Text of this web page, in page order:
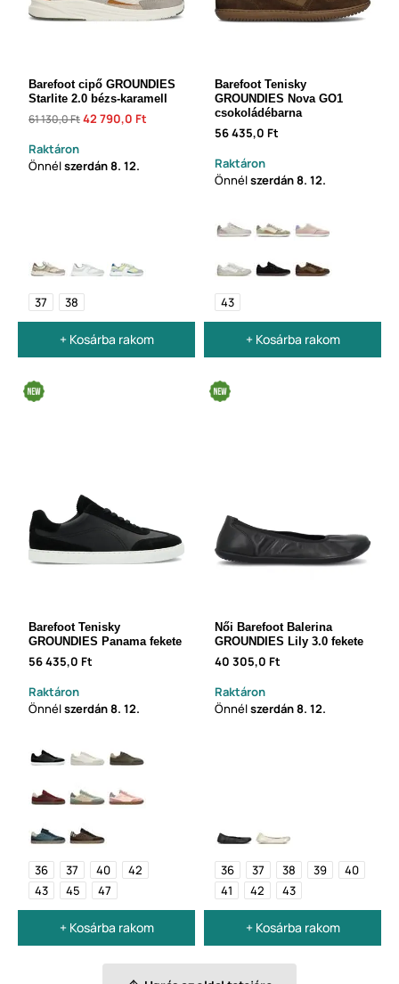
Barefoot cipő GROUNDIES
Starlite 2.0 bézs-karamell
61 130,0 Ft42 790,0 Ft
Raktáron
Önnélszerdán8. 12.
37 38
+ Kosárba rakom
Barefoot Tenisky
GROUNDIES Nova GO1
csokoládébarna
56 435,0 Ft
Raktáron
Önnélszerdán8. 12.
43
+ Kosárba rakom
Barefoot Tenisky
GROUNDIES Panama fekete
56 435,0 Ft
Raktáron
Önnélszerdán8. 12.
36 37 40
42
43
45 47
+ Kosárba rakom
Női Barefoot Balerina
GROUNDIES Lily 3.0 fekete
40 305,0 Ft
Raktáron
Önnélszerdán8. 12.
36 37 38 39
40
41
42 43
+ Kosárba rakom